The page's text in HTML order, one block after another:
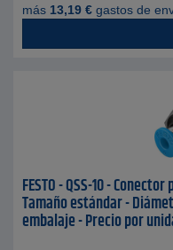
más 13,19 € gastos de
FESTO - QSS-10 -
Tamaño estándar -
embalaje - Precio por